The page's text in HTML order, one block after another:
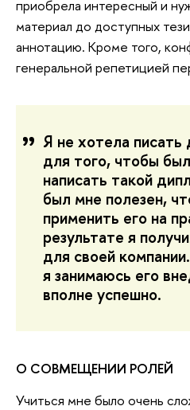
приобрела интересный и
материал до доступных
аннотацию. Кроме того,
генеральной репетицией
Я не хотела
для того, чтобы
написать такой
был мне полезен,
применить его на
результате я
для своей
я занимаюсь его
вполне успешно.
О СОВМЕЩЕНИИ РОЛЕЙ
Учиться мне было очень